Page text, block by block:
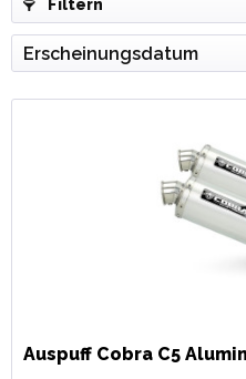
Filtern
Auspuff Cobra C5